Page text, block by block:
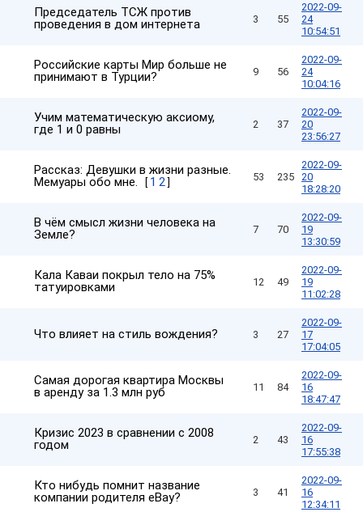
Председатель ТСЖ против
проведения в дом интернета
3 55
2022-09-
24
10:54:51
Российские карты Мир больше не
принимают в Турции?
9 56
2022-09-
24
10:04:16
Учим математическую аксиому,
где 1 и 0 равны
2 37
2022-09-
20
23:56:27
Рассказ: Девушки в жизни разные.
Мемуары обо мне.
1 2 53 235
2022-09-
20
18:28:20
В чём смысл жизни человека на
Земле?
7 70
2022-09-
19
13:30:59
Кала Каваи покрыл тело на 75%
татуировками
12 49
2022-09-
19
11:02:28
Что влияет на стиль вождения? 3 27
2022-09-
17
17:04:05
Самая дорогая квартира Москвы
в аренду за 1.3 млн руб
11 84
2022-09-
16
18:47:47
Кризис 2023 в сравнении с 2008
годом
2 43
2022-09-
16
17:55:38
Кто нибудь помнит название
компании родителя еBay?
3 41
2022-09-
16
12:34:11